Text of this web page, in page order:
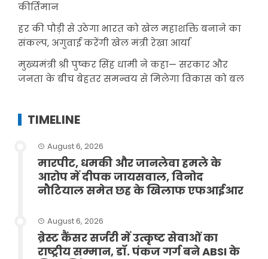
कीर्तिमान
हर की पौड़ी से उठेगा भारत को खेल महाशक्ति बनाने का
संकल्प, अगुवाई करेंगी खेल मंत्री रेखा आर्या
मुख्यमंत्री श्री पुष्कर सिंह धामी ने कहा— सरकार और
जनता के बीच बेहतर समन्वय से मिलेगा विकास को बल
TIMELINE
August 6, 2026
मारपीट, धमकी और जानलेवा हमले के
आरोप में दीपक जायसवाल, विनोद
नौटियाल समेत छह के खिलाफ एफआईआर
August 6, 2026
ब्रेस्ट कैंसर सर्जरी में उत्कृष्ट सेवाओं का
राष्ट्रीय सम्मान, डॉ. पंकज गर्ग बने ABSI के